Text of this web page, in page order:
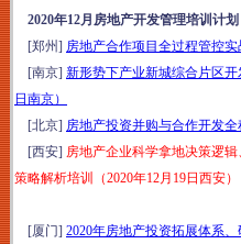
2020年12月房地产开发管理培训计划
[郑州] 房地产合作项目全过程管控
[南京] 新形势下产业新城综合片区
日南京）
[北京] 房地产投资并购与合作开发
[西安] 房地产企业科学拿地决策逻
策略解析培训（2020年12月19日西安）
[厦门] 2020年房地产投资拓展体系